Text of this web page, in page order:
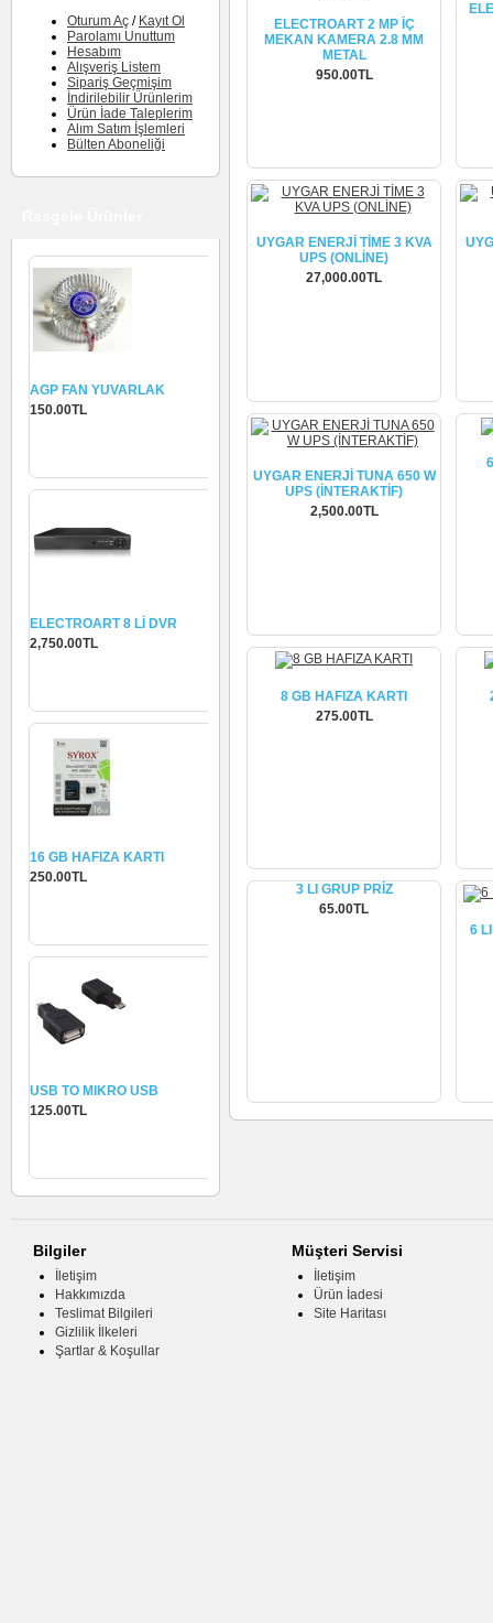
Oturum Aç / Kayıt Ol
Parolamı Unuttum
Hesabım
Alışveriş Listem
Sipariş Geçmişim
İndirilebilir Ürünlerim
Ürün İade Taleplerim
Alım Satım İşlemleri
Bülten Aboneliği
AGP FAN YUVARLAK
150.00TL
ELECTROART 8 Lİ DVR
2,750.00TL
16 GB HAFIZA KARTI
250.00TL
USB TO MIKRO USB
125.00TL
ELECTROART 2 MP İÇ
MEKAN KAMERA 2.8 MM
METAL
950.00TL
UYGAR ENERJİ TİME 3 KVA
UPS (ONLİNE)
27,000.00TL
UYGAR ENERJİ TUNA 650 W
UPS (İNTERAKTİF)
2,500.00TL
8 GB HAFIZA KARTI
275.00TL
3 LI GRUP PRİZ
65.00TL
6
Bilgiler
İletişim
Hakkımızda
Teslimat Bilgileri
Gizlilik İlkeleri
Şartlar & Koşullar
Müşteri Servisi
İletişim
Ürün İadesi
Site Haritası